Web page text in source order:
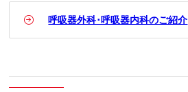
呼吸器外科･呼吸器内科のご紹介